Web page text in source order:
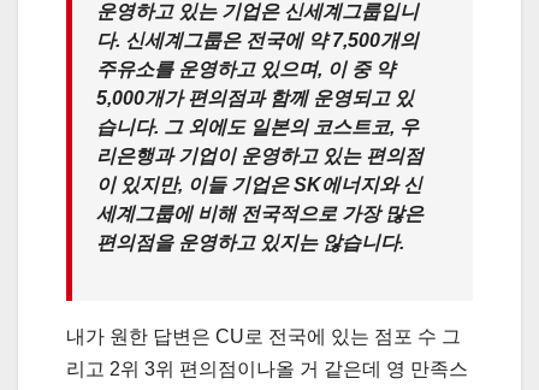
운영하고 있는 기업은 신세계그룹입니
다. 신세계그룹은 전국에 약 7,500개의
주유소를 운영하고 있으며, 이 중 약
5,000개가 편의점과 함께 운영되고 있
습니다. 그 외에도 일본의 코스트코, 우
리은행과 기업이 운영하고 있는 편의점
이 있지만, 이들 기업은 SK에너지와 신
세계그룹에 비해 전국적으로 가장 많은
편의점을 운영하고 있지는 않습니다.
내가 원한 답변은 CU로 전국에 있는 점포 수 그
리고 2위 3위 편의점이나올 거 같은데 영 만족스